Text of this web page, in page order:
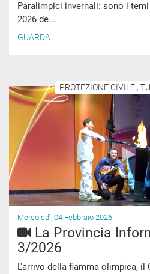
Paralimpici invernali: sono i
2026 de...
GUARDA
PROTEZIONE CIVILE ,
Mercoledì, 04 Febbraio 2026
La Provincia
3/2026
L'arrivo della fiamma olimpica, il